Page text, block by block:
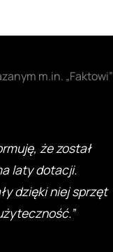
m.in. „Faktowi”
że został
laty dotacji.
dzięki niej sprzęt